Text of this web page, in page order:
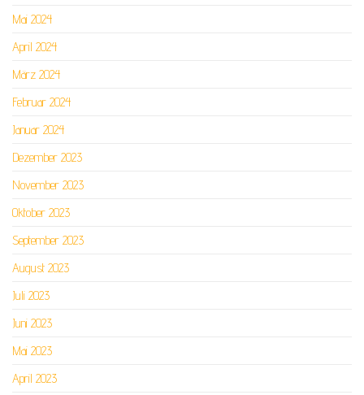
Mai 2024
April 2024
März 2024
Februar 2024
Januar 2024
Dezember 2023
November 2023
Oktober 2023
September 2023
August 2023
Juli 2023
Juni 2023
Mai 2023
April 2023